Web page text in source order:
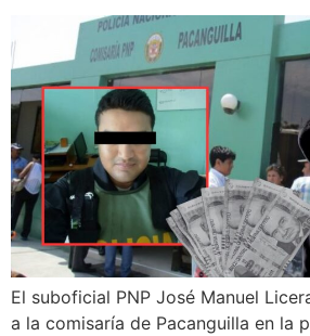
El suboficial PNP José Manuel
a la comisaría de Pacanguilla en la